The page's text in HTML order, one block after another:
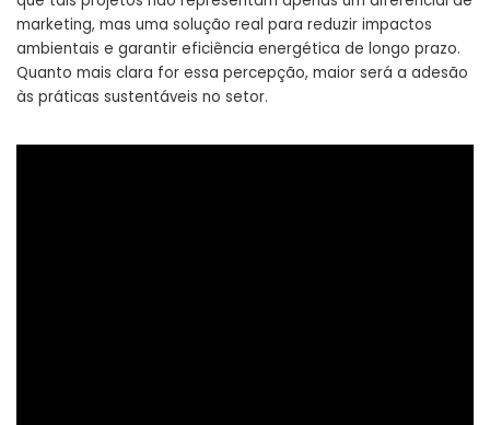
marketing, mas uma solução real para reduzir impactos
ambientais e garantir eficiência energética de longo prazo.
Quanto mais clara for essa percepção, maior será a adesão
às práticas sustentáveis no setor.